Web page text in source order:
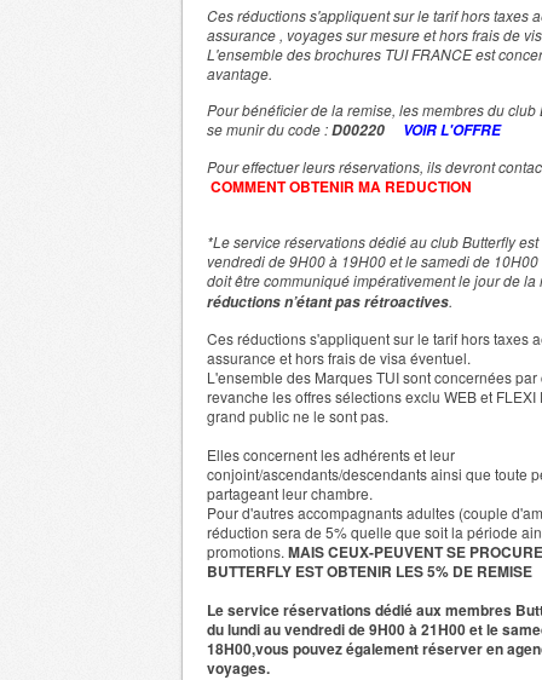
Ces réductions s'appliquent sur le tarif hors taxes
assurance , voyages sur mesure et hors frais de
L'ensemble des brochures TUI FRANCE est
avantage.
Pour bénéficier de la remise, les membres du club
se munir du code :D00220 VOIR L'OFFRE
Pour effectuer leurs réservations, ils devront
COMMENT OBTENIR MA REDUCTION
*Le service réservations dédié au club Butterfly
vendredi de 9H00 à 19H00 et le samedi de
doit être communiqué impérativement le jour de
réductions n’étant pas rétroactives.
Ces réductions s'appliquent sur le tarif hors taxes
assurance et hors frais de visa éventuel.
L'ensemble des Marques TUI sont concernéespar
revanche les offres sélections exclu WEB et FLEXI
grand public ne le sont pas.
Elles concernent les adhérents et leur
conjoint/ascendants/descendants ainsi que toute
partageant leur chambre.
Pour d'autres accompagnants adultes (couple
réduction sera de 5% quelle que soit la période
promotions. MAIS CEUX-PEUVENT SE
BUTTERFLY EST OBTENIR LES 5% DE REMISE
Le service réservations dédié aux membres
du lundi au vendredi de 9H00 à 21H00 et le
18H00,vous pouvez également réserver en
voyages.